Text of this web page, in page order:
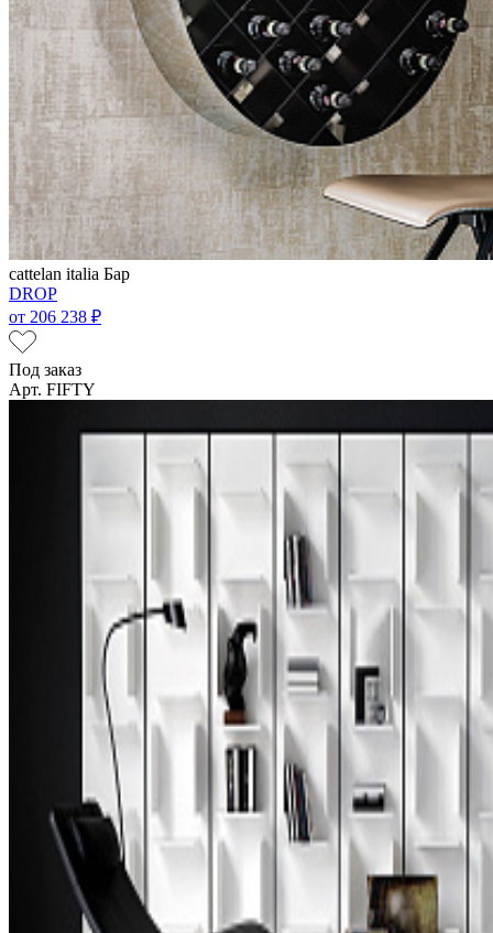
cattelan italia Бар
DROP
от 206 238 ₽
Под заказ
Арт. FIFTY